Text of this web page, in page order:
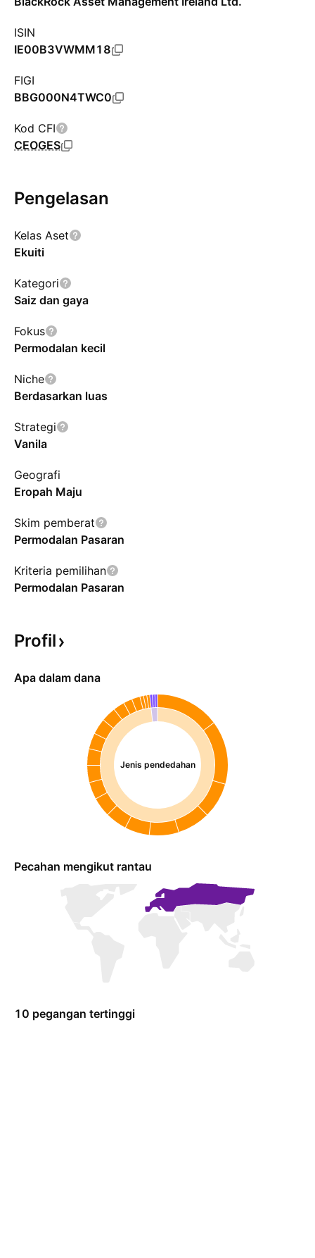
ISIN
IE00B3VWMM18
FIGI
BBG000N4TWC0
Kod CFI
CEOGES
Pengelasan
Kelas Aset
Ekuiti
Kategori
Saiz dan gaya
Fokus
Permodalan kecil
Niche
Berdasarkan luas
Strategi
Vanila
Geografi
Eropah Maju
Skim pemberat
Permodalan Pasaran
Kriteria pemilihan
Permodalan Pasaran
Profil
Apa dalam dana
Jenis pendedahan
Pecahan mengikut rantau
10 pegangan tertinggi